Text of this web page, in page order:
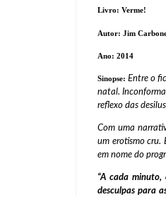
Livro: Verme!
Autor: Jim
Ano: 2014
Sinopse: Entre o
natal.
reflexo das
Com uma
um erotismo cru.
em nome do
“A cada minuto,
desculpas para